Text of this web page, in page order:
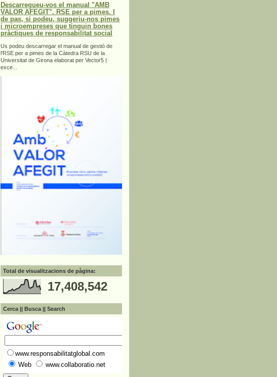
Descarregueu-vos el manual "AMB
VALOR AFEGIT". RSE per a pimes. I
de pas, si podeu, suggeriu-nos pimes
i microempreses que tinguin bones
pràctiques de responsabilitat social
Us podeu descarregar el manual de gestió de
l'RSE per a pimes de la Càtedra RSU de la
Universitat de Girona elaborat per Vector5 |
exce...
Total de visualitzacions de pàgina:
17,408,542
Cerca || Busca || Search
www.responsabilitatglobal.com
Web
www.collaboratio.net